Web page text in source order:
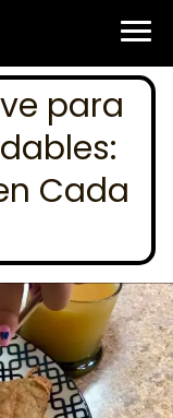
para
Cada